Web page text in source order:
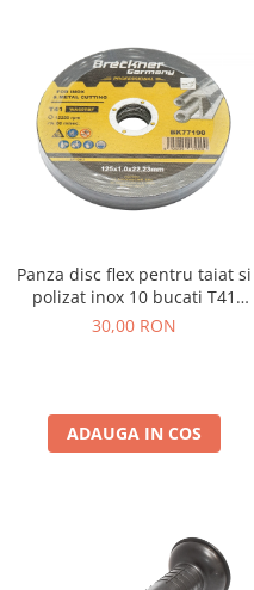
Panza disc flex pentru taiat si
polizat inox 10 bucati T41
125x1.0x22mm
30,00 RON
ADAUGA IN COS